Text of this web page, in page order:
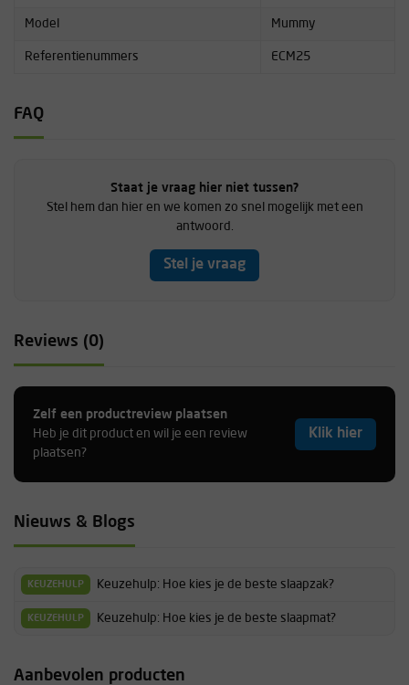
Model Mummy
Referentienummers ECM25
FAQ
Staat je vraag hier niet tussen?
Stel hem dan hier en we komen zo snel mogelijk met een
antwoord.
Stel je vraag
Reviews (0)
Zelf een productreview plaatsen
Heb je dit product en wil je een review
plaatsen?
Klik hier
Nieuws & Blogs
KEUZEHULP Keuzehulp: Hoe kies je de beste slaapzak?
KEUZEHULP Keuzehulp: Hoe kies je de beste slaapmat?
Aanbevolen producten